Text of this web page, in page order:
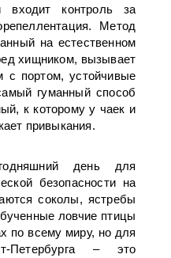
контроль за
Метод
на естественном
хищником, вызывает
портом, устойчивые
гуманный способ
к которому у чаек и
привыкания.
день для
безопасности на
соколы, ястребы
ловчие птицы
по всему миру, но для
Петербурга – это